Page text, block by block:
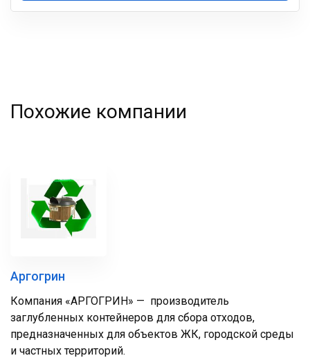
Ваша
Похожие компании
Аргогрин
Компания «АРГОГРИН» — производитель
заглубленных контейнеров для сбора отходов,
предназначенных для объектов ЖК, городской среды
и частных территорий.